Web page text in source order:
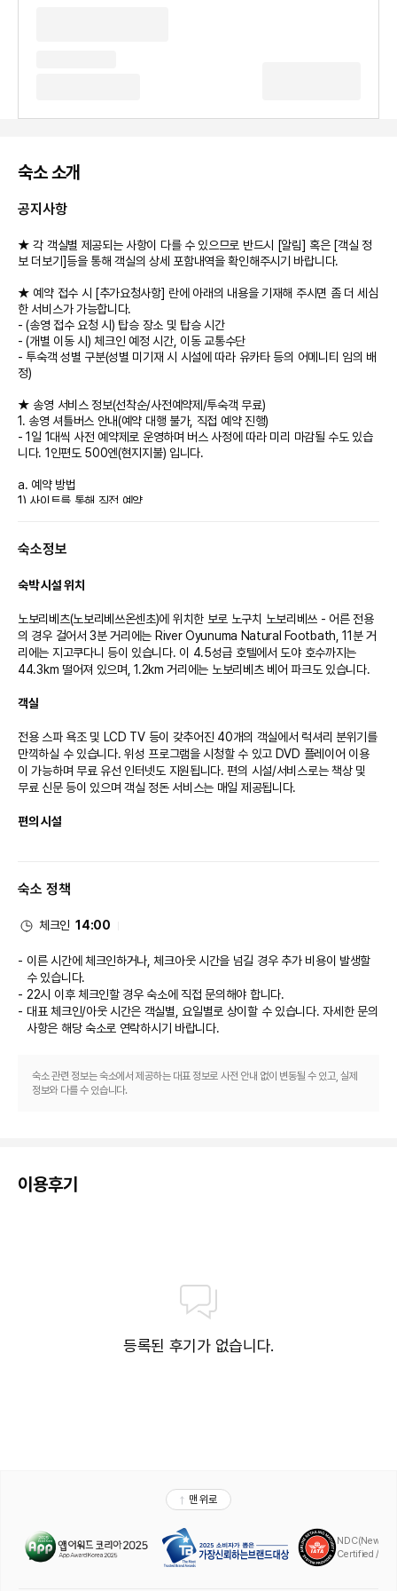
숙소 소개
공지사항
★ 각 객실별 제공되는 사항이 다를 수 있으므로 반드시 [알림] 혹은 [객실 정
보 더보기]등을 통해 객실의 상세 포함내역을 확인해주시기 바랍니다.
★ 예약 접수 시 [추가요청사항] 란에 아래의 내용을 기재해 주시면 좀 더 세심
한 서비스가 가능합니다.
- (송영 접수 요청 시) 탑승 장소 및 탑승 시간
- (개별 이동 시) 체크인 예정 시간, 이동 교통수단
- 투숙객 성별 구분(성별 미기재 시 시설에 따라 유카타 등의 어메니티 임의 배
정)
★ 송영 서비스 정보(선착순/사전예약제/투숙객 무료)
1. 송영 셔틀버스 안내(예약 대행 불가, 직접 예약 진행)
- 1일 1대씩 사전 예약제로 운영하며 버스 사정에 따라 미리 마감될 수도 있습
니다. 1인편도 500엔(현지지불) 입니다.
a. 예약 방법
1) 사이트를 통해 직접 예약
- Reserved holder name : 바우처 내 맨 첫번째 예약 고객 영문명 입력
리 입력
b. 운영 정보 : https://www.bourou.com/en/access/
1) 승/하차 장소 및 운영 시간
a. JR삿포로역↔시설(투숙객 무료)
- 체크인 시 : 삿포로역 북쪽 출구 14:00 출발 → 16:00 도착
* 삿포로역 북쪽 출구에 15분 전에 도착하여 북쪽 출구 단체버스 탑승장에서
- 체크아웃 시 : 10:00 출발 → 삿포로역 북쪽 출구 12:00 도착
- 체크인 시 : 14:30 출발 → 15:30 도착, 17:00 출발 → 18:00 도착 / 신치
토세 공항 1층 도착 로비, 4번~5번 도착구 사이의 국내선 투어데스크 내 홋카
이도 카운터 앞 접수(野口観光登別石水亭行きバス 간판 앞)
- 체크아웃 시 : 10:00 출발 → 신치토세 공항 11:00 도착
* 시설의 사정에 의해 요청하신 시간대에 불가할 수 있습니다.
★ 유의사항
- (석식 포함 예약 시) 체크인 시간이 식사시간보다 늦어지는 경우 식사 제공이
- 체크인 예정 시간이 송영 제공 시간대보다 늦어지는 경우, 반드시 시설 측으
- 체크인 시 예약 접수 인원과 체크인 인원의 차이가 있을 경우, 추가 인원에
대한 식사 및 어메니티 제공이 불가하며 투숙이 거절될 수 있습니다.
- 3연박 이상 투숙하시는 경우, 시설에 따라 식사의 메뉴가 동일하게 제공될
수 있습니다(예 : 1일차와 3일차, 2일차와 4일차 동일 등)
- 아동 동반 시, 성인 인원으로 예약 후 요청 사항에 아동 정보(인원수, 생년월
- 식재료 알레르기나 인원 변경 등 사전 문의는 체크인 7일 전까지 1:1 문의를
통해 접수 부탁드립니다.
숙소정보
숙박 시설 위치
노보리베츠(노보리베쓰온센초)에 위치한 보로 노구치 노보리베쓰 - 어른 전용
의 경우 걸어서 3분 거리에는 River Oyunuma Natural Footbath, 11분 거
리에는 지고쿠다니 등이 있습니다. 이 4.5성급 호텔에서 도야 호수까지는
44.3km 떨어져 있으며, 1.2km 거리에는 노보리베츠 베어 파크도 있습니다.
객실
전용 스파 욕조 및 LCD TV 등이 갖추어진 40개의 객실에서 럭셔리 분위기를
만끽하실 수 있습니다. 위성 프로그램을 시청할 수 있고 DVD 플레이어 이용
이 가능하며 무료 유선 인터넷도 지원됩니다. 편의 시설/서비스로는 책상 및
무료 신문 등이 있으며 객실 정돈 서비스는 매일 제공됩니다.
편의 시설
요. 아침 식사(현지식)가 매일 07:30 ~ 11:30에 무료로 제공됩니다.
비즈니스, 기타 편의시설
대표적인 편의 시설과 서비스로는 로비의 무료 신문, 24시간 운영되는 프런트
습니다.
숙소 정책
체크인 14:00
이른 시간에 체크인하거나, 체크아웃 시간을 넘길 경우 추가 비용이 발생할
수 있습니다.
22시 이후 체크인할 경우 숙소에 직접 문의해야 합니다.
대표 체크인/아웃 시간은 객실별, 요일별로 상이할 수 있습니다. 자세한 문의
사항은 해당 숙소로 연락하시기 바랍니다.
숙소 관련 정보는 숙소에서 제공하는 대표 정보로 사전 안내 없이 변동될 수 있고, 실제
정보와 다를 수 있습니다.
이용후기
등록된 후기가 없습니다.